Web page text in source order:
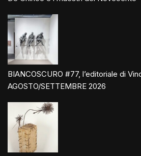
BIANCOSCURO #77, l’editoriale di
AGOSTO/SETTEMBRE 2026